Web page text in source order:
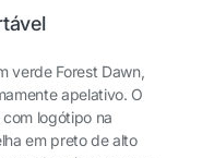
verde Forest Dawn,
apelativo. O
logótipo na
em preto de alto